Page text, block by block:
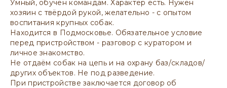
Умный, обучен командам. Характер есть. Нужен
хозяин с твёрдой рукой, желательно - с опытом
воспитания крупных собак.
Находится в Подмосковье. Обязательное условие
перед пристройством - разговор с куратором и
личное знакомство.
Не отдаём собак на цепь и на охрану баз/складов/
других объектов. Не под разведение.
При пристройстве заключается договор об